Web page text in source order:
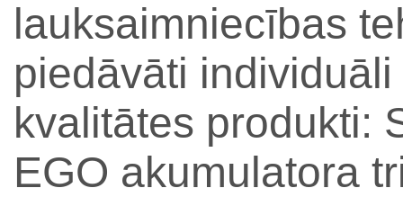
lauksaimniecības
piedāvāti
kvalitātes produkti:
EGO akumulatora